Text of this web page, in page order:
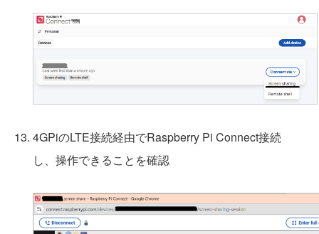
4GPiのLTE接続経由でRaspberry Pi Connect接続
し、操作できることを確認